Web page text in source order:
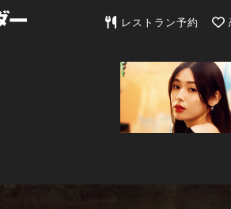
東京カレンダー | 最新
レストラン予約